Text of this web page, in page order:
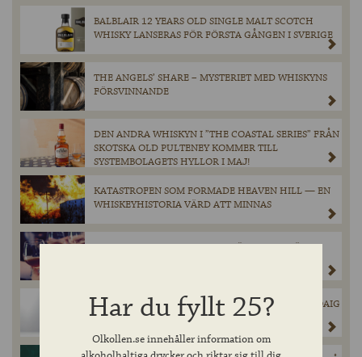
BALBLAIR 12 YEARS OLD SINGLE MALT SCOTCH
WHISKY LANSERAS FÖR FÖRSTA GÅNGEN I SVERIGE
THE ANGELS’ SHARE – MYSTERIET MED WHISKYNS
FÖRSVINNANDE
DEN ANDRA WHISKYN I ”THE COASTAL SERIES” FRÅN
SKOTSKA OLD PULTENEY KOMMER TILL
SYSTEMBOLAGETS HYLLOR I MAJ!
KATASTROFEN SOM FORMADE HEAVEN HILL — EN
WHISKEYHISTORIA VÄRD ATT MINNAS
PADDINGTONS UTSEDD TILL GÖTEBORGS BÄSTA
INNIS & GUNN’S SUCCÉSAMARBETE MED LAPHROAIG
ÄR TILLBAKA!
Har du fyllt 25?
Olkollen.se innehåller information om